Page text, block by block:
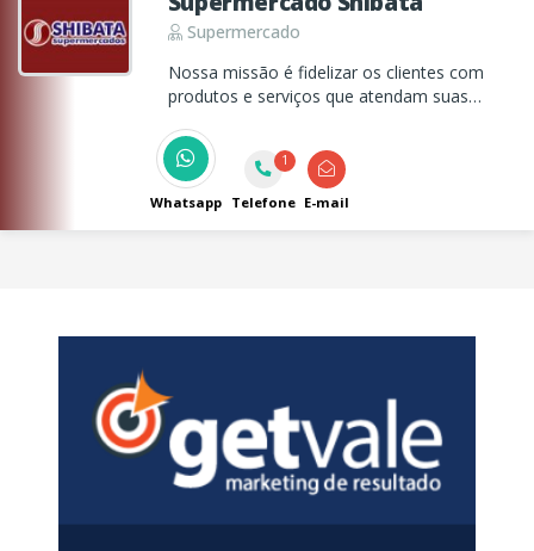
Supermercado
Nossa missão é fidelizar os clientes com
produtos e serviços que atendam suas
Whatsapp
1
Telefone E-mail